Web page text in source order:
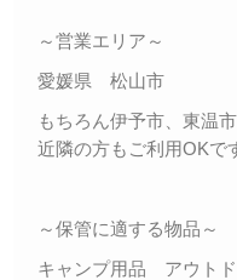
～営業エリア～
愛媛県 松山市
もちろん伊予市、東温
近隣の方もご利用OKで
～保管に適する物品～
キャンプ用品 アウト